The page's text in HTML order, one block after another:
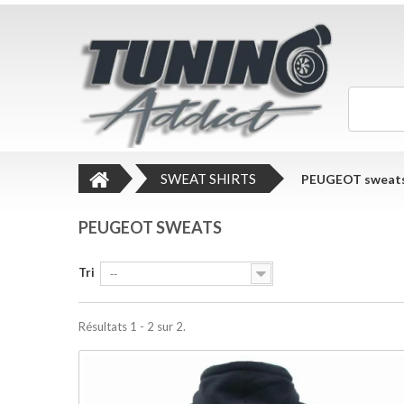
SWEAT SHIRTS PEUGEOT
PEUGEOT SWEATS
Tri --
Résultats 1 - 2 sur 2.